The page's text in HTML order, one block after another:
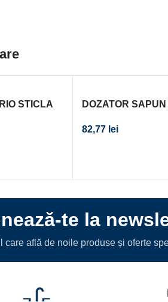
STICLA
DOZATOR
82,77 lei
te la
care află de noile produse și oferte